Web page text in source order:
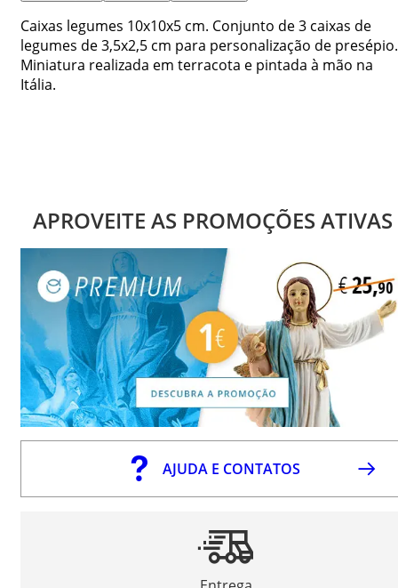
Caixas legumes 10x10x5 cm. Conjunto de 3 caixas de
legumes de 3,5x2,5 cm para personalização de presépio.
Miniatura realizada em terracota e pintada à mão na
Itália.
APROVEITE AS PROMOÇÕES ATIVAS
AJUDA E CONTATOS